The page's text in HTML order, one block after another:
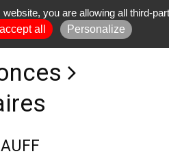
you are allowing all third-
all Personalize